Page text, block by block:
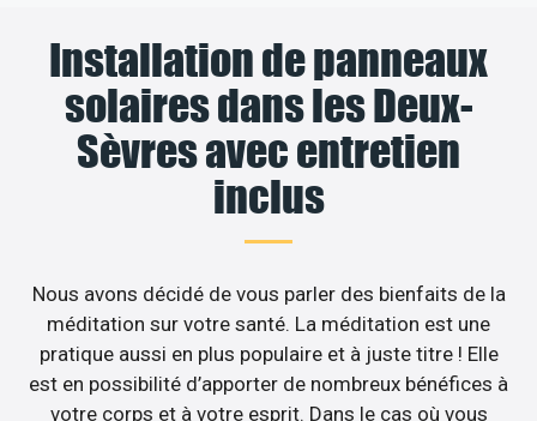
Installation de panneaux
solaires dans les Deux-
Sèvres avec entretien
inclus
Nous avons décidé de vous parler des bienfaits de la
méditation sur votre santé. La méditation est une
pratique aussi en plus populaire et à juste titre ! Elle
est en possibilité d’apporter de nombreux bénéfices à
votre corps et à votre esprit. Dans le cas où vous